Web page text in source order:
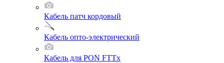
Кабель патч кордовый
Кабель опто-электрический
Кабель для PON FTTx